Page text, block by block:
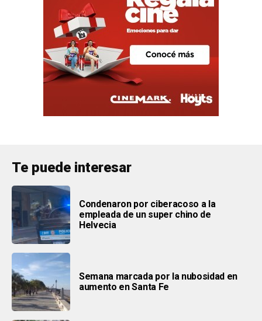
Te puede interesar
Condenaron por ciberacoso a la
empleada de un super chino de
Helvecia
Semana marcada por la nubosidad en
aumento en Santa Fe